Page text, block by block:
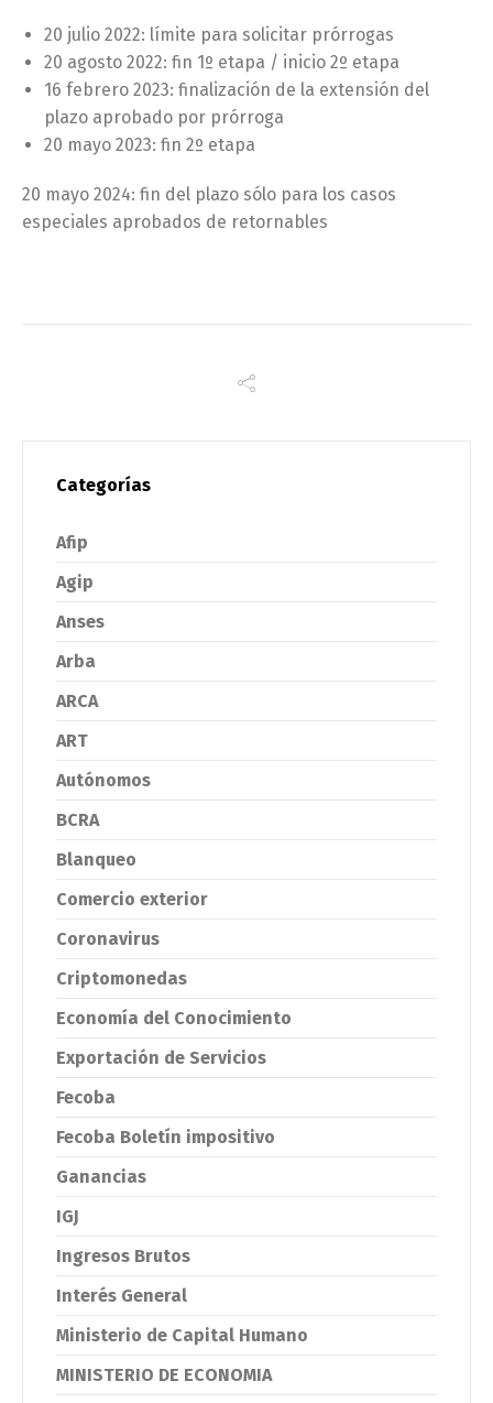
20 julio 2022: límite para solicitar prórrogas
20 agosto 2022: fin 1º etapa / inicio 2º etapa
16 febrero 2023: finalización de la extensión del
plazo aprobado por prórroga
20 mayo 2023: fin 2º etapa
20 mayo 2024: fin del plazo sólo para los casos
especiales aprobados de retornables
Categorías
Afip
Agip
Anses
Arba
ARCA
ART
Autónomos
BCRA
Blanqueo
Comercio exterior
Coronavirus
Criptomonedas
Economía del Conocimiento
Exportación de Servicios
Fecoba
Fecoba Boletín impositivo
Ganancias
IGJ
Ingresos Brutos
Interés General
Ministerio de Capital Humano
MINISTERIO DE ECONOMIA